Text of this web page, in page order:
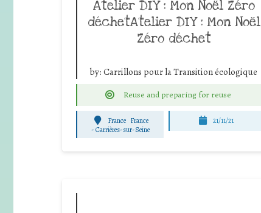
Atelier DIY : Mon Noël Zéro
déchetAtelier DIY : Mon Noël
Zéro déchet
by: Carrillons pour la Transition écologique
Reuse and preparing for reuse
France France
-Carrières-sur-Seine
21/11/21